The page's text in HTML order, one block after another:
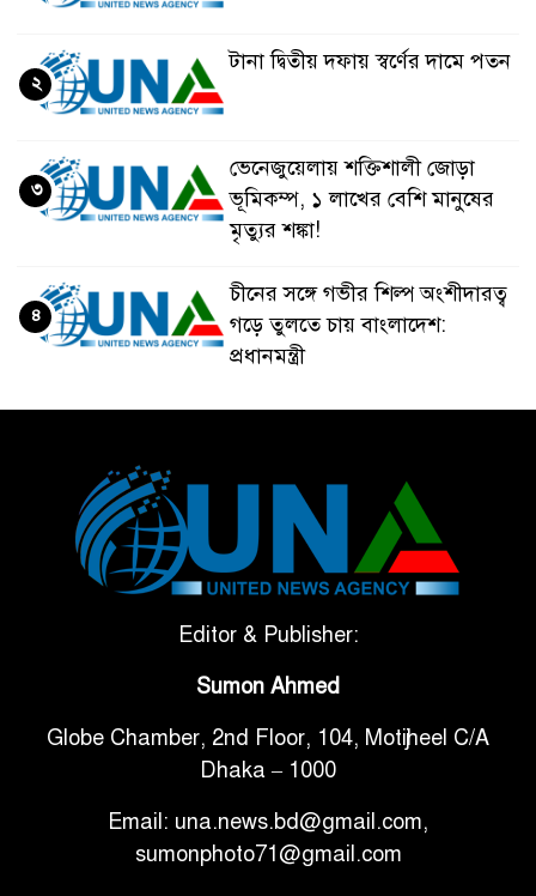
টানা দ্বিতীয় দফায় স্বর্ণের দামে পতন
২
ভেনেজুয়েলায় শক্তিশালী জোড়া
ভূমিকম্প, ১ লাখের বেশি মানুষের
মৃত্যুর শঙ্কা!
৩
চীনের সঙ্গে গভীর শিল্প অংশীদারত্ব
গড়ে তুলতে চায় বাংলাদেশ:
প্রধানমন্ত্রী
৪
টানা ৩ ম্যাচে গোল ভিনির, ইতিহাস
বলছে বিশ্বকাপ জিতবে ব্রাজিল
সরকারি ৩শ কেজি বই বিক্রির
গাড়ি বিক্রির পর মালিকানা
পরিবর্তনে কঠোর নির্দেশনা
আ.লীগ ও বিএনপির বিরুদ্ধে
Editor & Publisher:
Sumon Ahmed
Globe Chamber, 2nd Floor, 104, Motijheel C/A
Dhaka – 1000
Email: una.news.bd@gmail.com,
sumonphoto71@gmail.com